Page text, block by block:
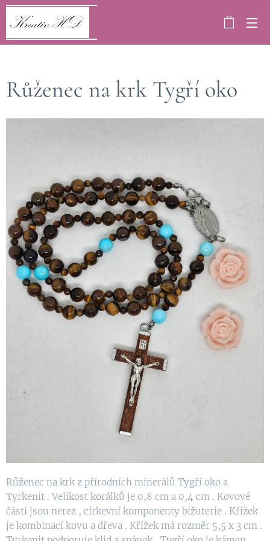
Růženec na krk Tygří oko
Růženec na krk z přírodních minerálů Tygří oko a
Tyrkenit . Velikost korálků je 0,8 cm a 0,4 cm . Kovové
části jsou nerez , církevní komponenty bižuterie . Křížek
je kombinací kovu a dřeva . Křížek má rozměr 5,5 x 3 cm .